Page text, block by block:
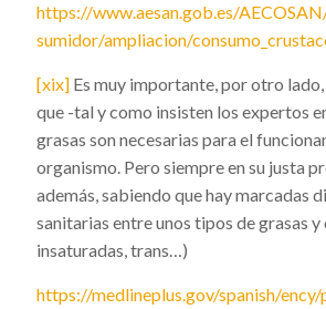
https://www.aesan.gob.es/
sumidor/ampliacion/
[xix] Es muy importante, por otro
que -tal y como insisten los expertos
grasas son necesarias para el
organismo. Pero siempre en su justa
además, sabiendo que hay marcadas
sanitarias entre unos tipos de grasas
insaturadas, trans…)
https://medlineplus.gov/spanish/